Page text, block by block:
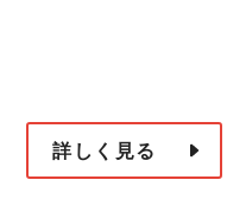
詳しく見る